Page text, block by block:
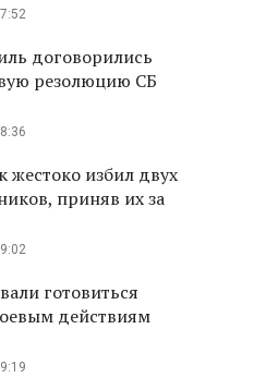
договорились
резолюцию СБ
избил двух
приняв их за
готовиться
действиям